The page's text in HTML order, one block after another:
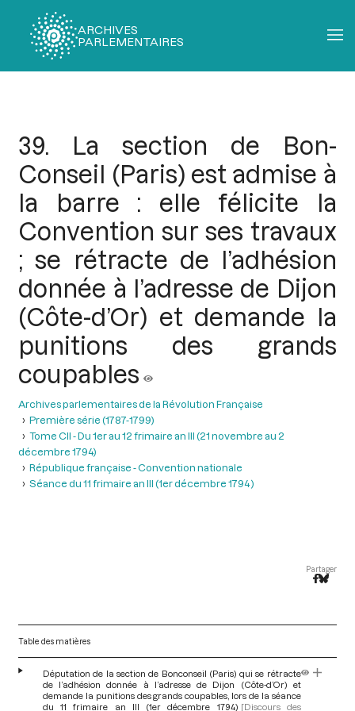
ARCHIVES
PARLEMENTAIRES
39. La section de Bon-
Conseil (Paris) est admise à
la barre : elle félicite la
Convention sur ses travaux
; se rétracte de l’adhésion
donnée à l’adresse de Dijon
(Côte-d’Or) et demande la
punitions des grands
coupables
Archives parlementaires de la Révolution Française
Première série (1787-1799)
Tome CII - Du 1er au 12 frimaire an III (21 novembre au 2
décembre 1794)
République française - Convention nationale
Séance du 11 frimaire an III (1er décembre 1794 )
Partager
Table des matières
Députation de la section de Bonconseil (Paris) qui se rétracte
de l’adhésion donnée à l’adresse de Dijon (Côte-d’Or) et
demande la punitions des grands coupables, lors de la séance
du 11 frimaire an III (1er décembre 1794) [Discours des